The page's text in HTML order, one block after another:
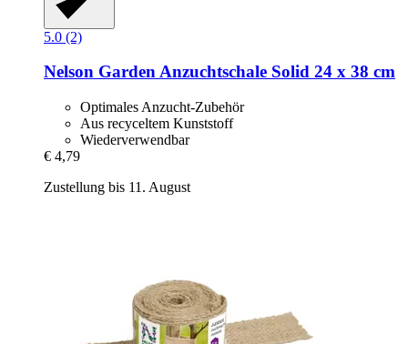
5.0 (2)
Nelson GardenAnzuchtschale Solid 24 x 38 cm
Optimales Anzucht-Zubehör
Aus recyceltem Kunststoff
Wiederverwendbar
€ 4,79
Zustellung bis 11. August